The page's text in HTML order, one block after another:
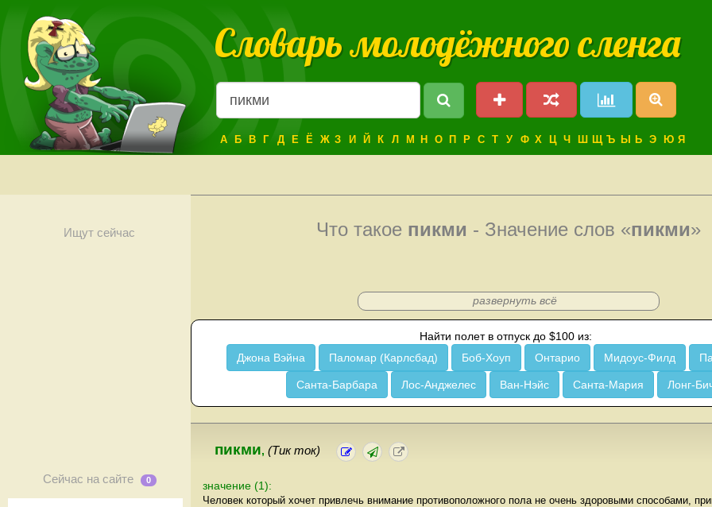
Словарь молодёжного сленга
А Б В Г Д Е Ё Ж З И Й К Л М Н О П Р С Т У Ф Х Ц Ч Ш Щ Ъ Ы Ь Э Ю Я
Ищут сейчас
Сейчас на сайте 0
Что такое пикми - Значение слов «пикми»
развернуть всё
Найти полет в отпуск до $100 из:
Джона Вэйна
Паломар (Карлсбад) Боб-Хоуп Онтарио Мидоус-Филд
Санта-Барбара Лос-Анджелес Ван-Нэйс Санта-Мария Лонг-
пикми, (Тик ток)
значение (1):
Человек который хочет привлечь внимание противоположного пола не очень здоровыми способами,